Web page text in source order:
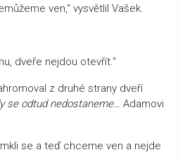
ven,“ vysvětlil Vašek.
dveře nejdou otevřít.“
z druhé strany dveří
se odtud nedostaneme… Adamovi
se a teď chceme ven a nejde